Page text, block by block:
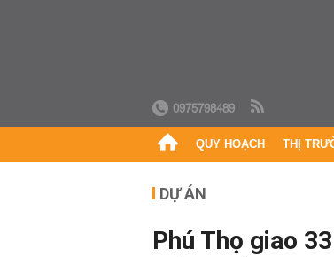
0975798489
QUY HOẠCH THỊ
DỰ ÁN
Phú Thọ giao